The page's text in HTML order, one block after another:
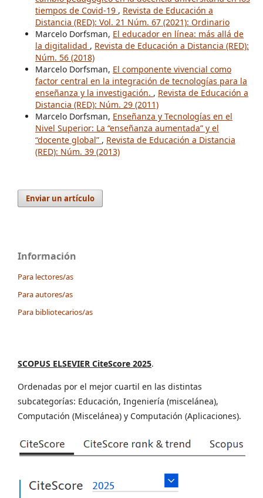
tiempos de Covid-19 , Revista de Educación a
Distancia (RED): Vol. 21 Núm. 67 (2021): Ordinario
Marcelo Dorfsman, El educador en línea: más allá de
la digitalidad , Revista de Educación a Distancia (RED):
Núm. 56 (2018)
Marcelo Dorfsman, El componente vivencial como
factor central en la integración de tecnologías para la
enseñanza y la investigación. , Revista de Educación a
Distancia (RED): Núm. 29 (2011)
Marcelo Dorfsman, Enseñanza y Tecnologías en el
Nivel Superior: La “enseñanza aumentada” y el
“docente global” , Revista de Educación a Distancia
(RED): Núm. 39 (2013)
Enviar un artículo
Información
Para lectores/as
Para autores/as
Para bibliotecarios/as
SCOPUS ELSEVIER CiteScore 2025.
Ordenadas por el mejor cuartil en las distintas
subcategorías: Educación, Ingeniería (miscelánea),
Computación (Miscelánea) y Computación (Aplicaciones).